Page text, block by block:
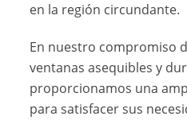
en la región circundante.
En nuestro compromiso
ventanas asequibles y
proporcionamos una
para satisfacer sus